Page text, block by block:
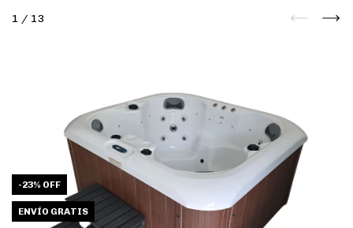
1 / 13
-23% OFF
ENVÍO GRATIS